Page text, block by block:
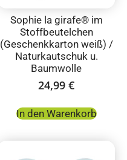
Sophie la girafe® im
Stoffbeutelchen
(Geschenkkarton weiß) /
Naturkautschuk u.
Baumwolle
24,99 €
In den Warenkorb